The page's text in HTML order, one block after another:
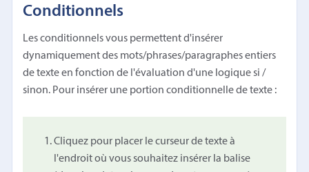
Conditionnels
Les conditionnels vous permettent d'insérer
dynamiquement des mots/phrases/paragraphes entiers
de texte en fonction de l'évaluation d'une logique si /
sinon. Pour insérer une portion conditionnelle de texte :
Cliquez pour placer le curseur de texte à
l'endroit où vous souhaitez insérer la balise